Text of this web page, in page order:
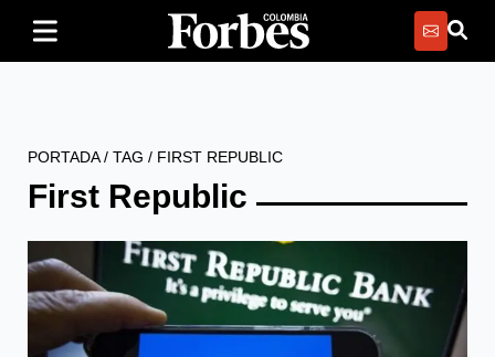
PORTADA/ TAG / FIRST REPUBLIC
First Republic